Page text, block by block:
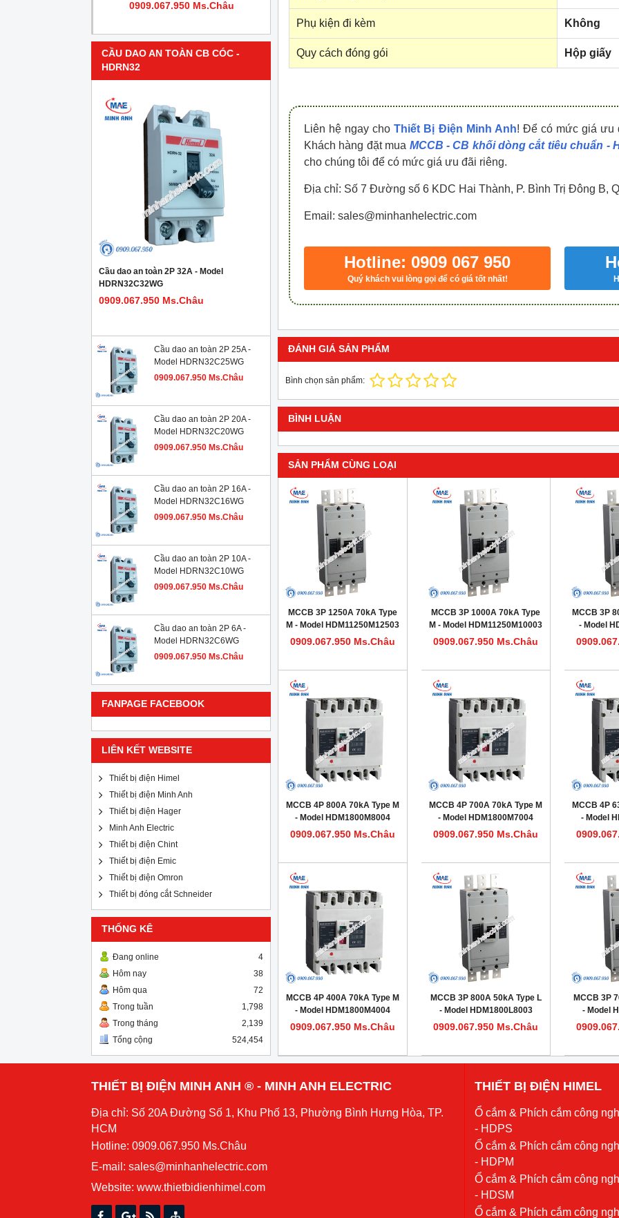
0909.067.950 Ms.Châu 0909.067.950 Ms.Châu 0909.067.950 Ms.Châu
CẦU DAO AN TOÀN CB CÓC -
HDRN32
Cầu dao an toàn 2P 32A - Model
HDRN32C32WG
0909.067.950 Ms.Châu
Cầu dao an toàn 2P 25A -
Model HDRN32C25WG
0909.067.950 Ms.Châu
Cầu dao an toàn 2P 20A -
Model HDRN32C20WG
0909.067.950 Ms.Châu
Cầu dao an toàn 2P 16A -
Model HDRN32C16WG
0909.067.950 Ms.Châu
Cầu dao an toàn 2P 10A -
Model HDRN32C10WG
0909.067.950 Ms.Châu
Cầu dao an toàn 2P 6A -
Model HDRN32C6WG
0909.067.950 Ms.Châu
FANPAGE FACEBOOK
LIÊN KẾT WEBSITE
Thiết bị điện Himel
Thiết bị điện Minh Anh
Thiết bị điện Hager
Minh Anh Electric
Thiết bị điện Chint
Thiết bị điện Emic
Thiết bị điện Omron
Thiết bị đóng cắt Schneider
THỐNG KÊ
Đang online
4
Hôm nay
38
Hôm qua
72
Trong tuần
1,798
Trong tháng
2,139
Tổng cộng
524,454
Phụ kiện đi kèm Không
Quy cách đóng gói Hộp giấy
Liên hệ ngay choThiết Bị Điện Minh Anh! Để có mức giá ưu
Khách hàng đặt mua MCCB - CB khối dòng cắt tiêu chuẩn -
cho chúng tôi để có mức giá ưu đãi riêng.
Địa chỉ: Số 7 Đường số 6 KDC Hai Thành, P. Bình Trị Đông B,
Email: sales@minhanhelectric.com
Hotline: 0909 067 950
Quý khách vui lòng gọi để có giá tốt nhất!
ĐÁNH GIÁ SẢN PHẨM
Bình chọn sản phẩm:
BÌNH LUẬN
SẢN PHẨM CÙNG LOẠI
MCCB 3P 1250A 70kA Type
M - Model HDM11250M12503
0909.067.950 Ms.Châu
MCCB 3P 1000A 70kA Type
M - Model HDM11250M10003
0909.067.950 Ms.Châu
MCCB 3P
- Model
MCCB 4P 800A 70kA Type M
- Model HDM1800M8004
0909.067.950 Ms.Châu
MCCB 4P 700A 70kA Type M
- Model HDM1800M7004
0909.067.950 Ms.Châu
MCCB 4P
- Model
MCCB 4P 400A 70kA Type M
- Model HDM1800M4004
0909.067.950 Ms.Châu
MCCB 3P 800A 50kA Type L
- Model HDM1800L8003
0909.067.950 Ms.Châu
MCCB 3P
- Model
THIẾT BỊ ĐIỆN MINH ANH ® - MINH ANH ELECTRIC
Địa chỉ: Số 20A Đường Số 1, Khu Phố 13, Phường Bình Hưng Hòa, TP.
HCM
Hotline: 0909.067.950 Ms.Châu
E-mail: sales@minhanhelectric.com
Website: www.thietbidienhimel.com
THIẾT BỊ ĐIỆN HIMEL
Ổ cắm & Phích cắm công
- HDPS
Ổ cắm & Phích cắm công
- HDPM
Ổ cắm & Phích cắm công
- HDSM
Ổ cắm & Phích cắm công